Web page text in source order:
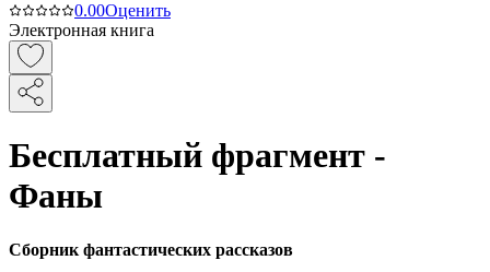
0.00Оценить
Электронная книга
Бесплатный фрагмент -
Фаны
Сборник фантастических рассказов